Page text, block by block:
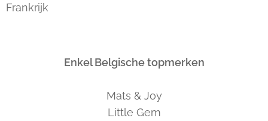
Frankrijk
Enkel Belgische topmerken
Mats & Joy
Little Gem